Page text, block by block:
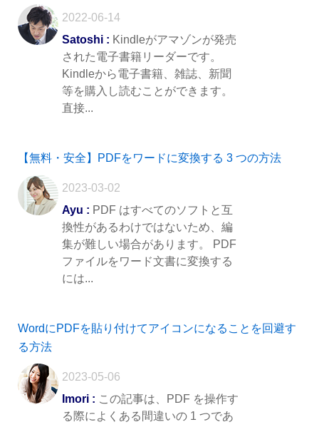
2022-06-14
Satoshi : Kindleがアマゾンが発売
された電子書籍リーダーです。
Kindleから電子書籍、雑誌、新聞
等を購入し読むことができます。
直接...
【無料・安全】PDFをワードに変換する 3 つの方法
2023-03-02
Ayu : PDF はすべてのソフトと互
換性があるわけではないため、編
集が難しい場合があります。 PDF
ファイルをワード文書に変換する
には...
WordにPDFを貼り付けてアイコンになることを回避す
る方法
2023-05-06
Imori : この記事は、PDF を操作す
る際によくある間違いの 1 つであ